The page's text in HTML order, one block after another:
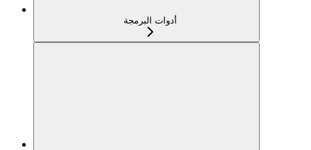
أدوات البرمجة